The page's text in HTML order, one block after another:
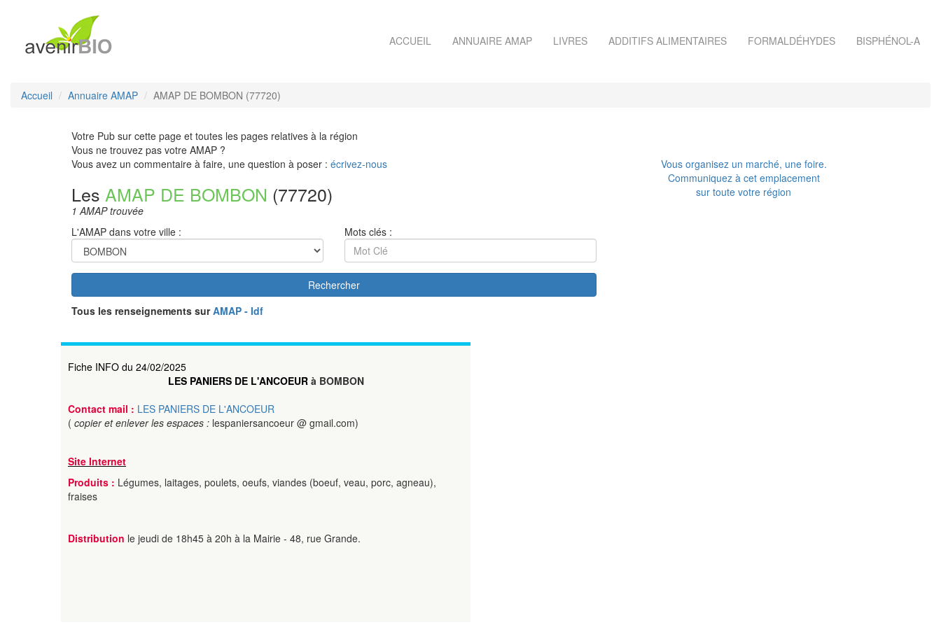
ACCUEIL ANNUAIRE AMAP LIVRES ADDITIFS ALIMENTAIRES FORMALDÉHYDES BISPHÉNOL-A
Accueil Annuaire AMAP AMAP DE BOMBON (77720)
Votre Pub sur cette page et toutes les pages relatives à la région
Vous ne trouvez pas votre AMAP ?
Vous avez un commentaire à faire, une question à poser : écrivez-nous
Les AMAP DE BOMBON (77720)
1 AMAP trouvée
L'AMAP dans votre ville :
Mots clés :
Rechercher
Tous les renseignements surAMAP - Idf
Vous organisez un marché, une foire.
Communiquez à cet emplacement
sur toute votre région
Fiche INFO du 24/02/2025
LES PANIERS DE L'ANCOEURà BOMBON
Contact mail : LES PANIERS DE L'ANCOEUR
( copier et enlever les espaces : lespaniersancoeur @ gmail.com)
Site Internet
Produits : Légumes, laitages, poulets, oeufs, viandes (boeuf, veau, porc, agneau),
fraises
Distribution le jeudi de 18h45 à 20h à la Mairie - 48, rue Grande.